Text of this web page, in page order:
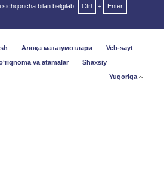
bilan belgilab, Ctrl +
Enter
Алоқа маълумотлари
Veb-sayt
va atamalar
Shaxsiy
Yuqoriga